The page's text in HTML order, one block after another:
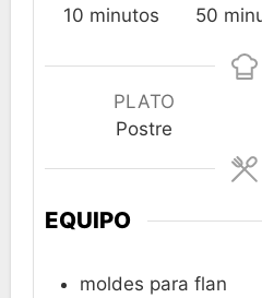
10minutos
minutos
50
PLATO
Postre
EQUIPO
moldes para flan